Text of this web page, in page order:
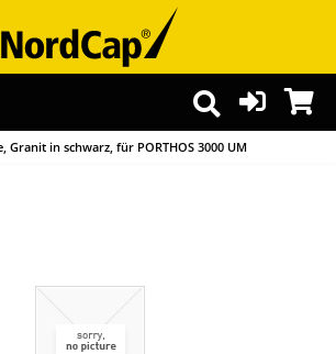
Granit in schwarz, für PORTHOS 3000 UM